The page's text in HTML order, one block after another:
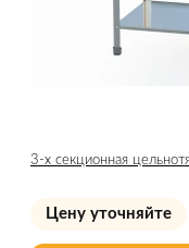
3-х секционная
Цену уточняйте